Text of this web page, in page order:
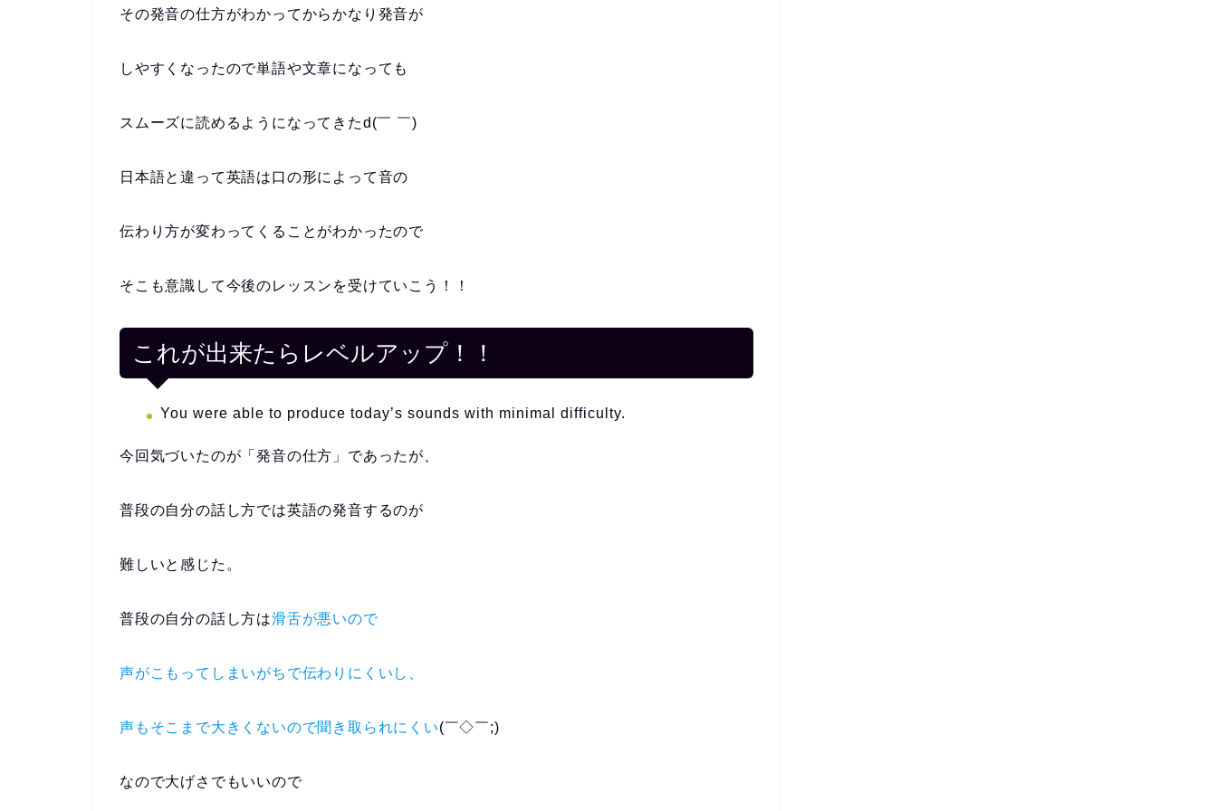
その発音の仕方がわかってからかなり発音が
しやすくなったので単語や文章になっても
スムーズに読めるようになってきたd(￣ ￣)
日本語と違って英語は口の形によって音の
伝わり方が変わってくることがわかったので
そこも意識して今後のレッスンを受けていこう！！
これが出来たらレベルアップ！！
You were able to produce today’s sounds with minimal difficulty.
今回気づいたのが「発音の仕方」であったが、
普段の自分の話し方では英語の発音するのが
難しいと感じた。
普段の自分の話し方は滑舌が悪いので
声がこもってしまいがちで伝わりにくいし、
声もそこまで大きくないので聞き取られにくい(￣◇￣;)
なので大げさでもいいので